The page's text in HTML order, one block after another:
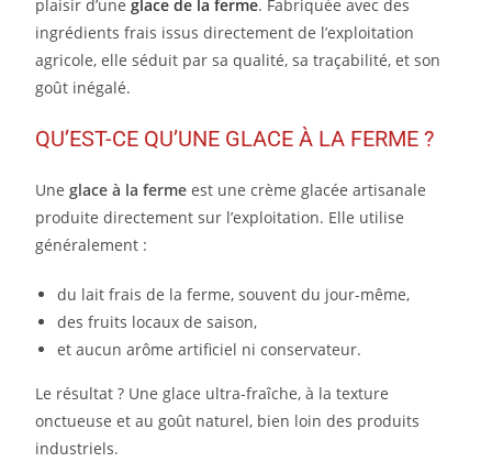
plaisir d’uneglace de la ferme. Fabriquée avec des
ingrédients frais issus directement de l’exploitation
agricole, elle séduit par sa qualité, sa traçabilité, et son
goût inégalé.
QU’EST-CE QU’UNE GLACE À LA FERME ?
Uneglace à la ferme est une crème glacée artisanale
produite directement sur l’exploitation. Elle utilise
généralement :
du lait frais de la ferme, souvent du jour-même,
des fruits locaux de saison,
et aucun arôme artificiel ni conservateur.
Le résultat ? Une glace ultra-fraîche, à la texture
onctueuse et au goût naturel, bien loin des produits
industriels.